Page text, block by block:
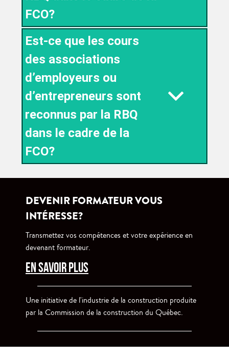
FCO?
Est-ce que les cours
des associations
d’employeurs ou
d’entrepreneurs sont
reconnus par la RBQ
dans le cadre de la
FCO?
DEVENIR FORMATEUR VOUS
INTÉRESSE?
Transmettez vos compétences et votre expérience en
devenant formateur.
EN SAVOIR PLUS
Une initiative de l'industrie de la construction produite
par la Commission de la construction du Québec.